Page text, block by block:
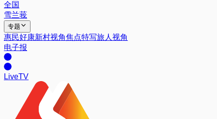
全国
雪兰莪
专题
惠民好康新村视角焦点特写旅人视角
电子报
LiveTV